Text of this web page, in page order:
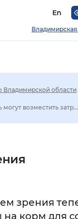
En
Владимирская
Владимирской области
возместить затр...
зрения
на корм для